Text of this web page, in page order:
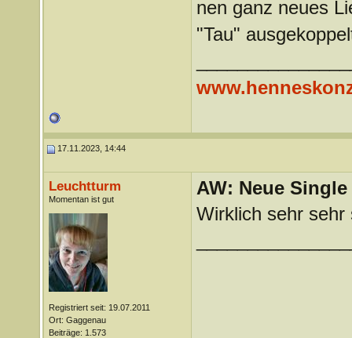
nen ganz neues
"Tau"
17.11.2023, 14:44
Leuchtturm
Momentan ist gut
Registriert seit: 19.07.2011
Ort: Gaggenau
Beiträge: 1.573
AW: Neue
Wirklich sehr sehr